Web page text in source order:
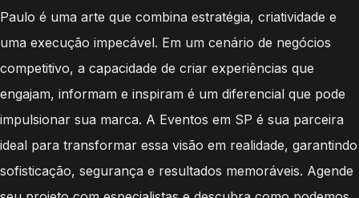
Paulo é uma arte que combina estratégia, criatividade e
uma execução impecável. Em um cenário de negócios
competitivo, a capacidade de criar experiências que
engajam, informam e inspiram é um diferencial que pode
impulsionar sua marca. A Eventos em SP é sua parceira
ideal para transformar essa visão em realidade, garantindo
sofisticação, segurança e resultados memoráveis. Agende